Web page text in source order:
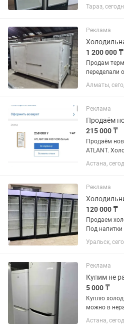
цена за
Тараз,
Реклама
1 200 000 ₸
Продам
переделали
двух
Ауэзовский
Кар сити....
Алматы,
Реклама
215 000 ₸
Продаём
ATLANT.
купили.
подошёл по
установки в
Астана,
Реклама
120 000 ₸
Продаем
Под напитки
отличном
нуждаются.
Температура
Уральск,
Реклама
5 000 ₸
Куплю
можно в
запчасти
Астана,